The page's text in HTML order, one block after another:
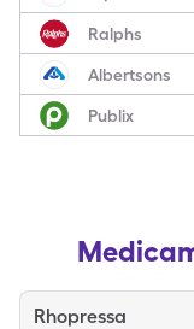
Ralphs
Albertsons
Publix
Rhopressa